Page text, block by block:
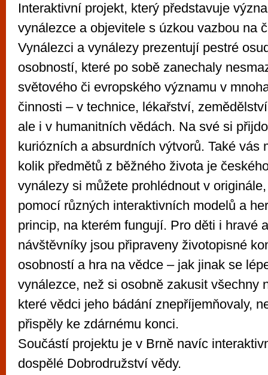
Interaktivní projekt, který představuje
vynálezce a objevitele s úzkou vazbou na
Vynálezci a vynálezy prezentují pestré
osobností, které po sobě zanechaly
světového či evropského významu v
činnosti – v technice, lékařství,
ale i v humanitních vědách. Na své si
kuriózních a absurdních výtvorů. Také vás
kolik předmětů z běžného života je
vynálezy si můžete prohlédnout v
pomocí různých interaktivních modelů a
princip, na kterém fungují. Pro děti i hravé
návštěvníky jsou připraveny životopisné
osobností a hra na vědce – jak jinak se
vynálezce, než si osobně zakusit všechny
které vědci jeho bádání znepříjemňovaly,
přispěly ke zdárnému konci.
Součástí projektu je v Brně navíc
dospělé Dobrodružství vědy.